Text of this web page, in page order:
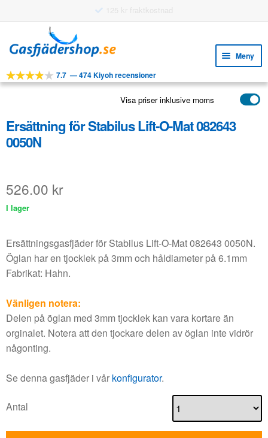
Användningsbara funktioner
till
navigering
till
innehåll
Meny
VERKTYG
APPLIKATIONER
KUNDSERVICE
7.7 —474 Kiyoh recensioner
Visa priser inklusive moms
Ersättning för Stabilus Lift-O-Mat 082643
0050N
526.00 kr
I lager
Ersättningsgasfjäder för Stabilus Lift-O-Mat 082643 0050N.
Öglan har en tjocklek på 3mm och håldiameter på 6.1mm
Fabrikat: Hahn.
Vänligen notera:
Delen på öglan med 3mm tjocklek kan vara kortare än
orginalet. Notera att den tjockare delen av öglan inte vidrör
någonting.
Se denna gasfjäder i vår konfigurator.
Antal